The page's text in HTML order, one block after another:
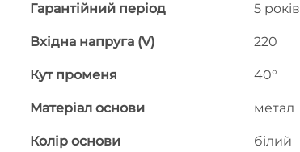
Гарантійний період 5 років
Вхідна напруга (V) 220
Кут променя 40°
Матеріал основи метал
Колір основи білий